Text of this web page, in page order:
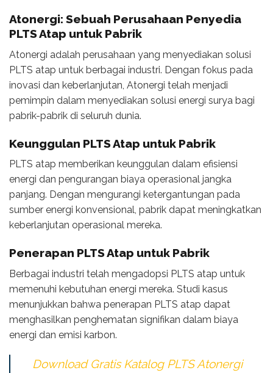
Atonergi: Sebuah Perusahaan Penyedia
PLTS Atap untuk Pabrik
Atonergi adalah perusahaan yang menyediakan solusi
PLTS atap untuk berbagai industri. Dengan fokus pada
inovasi dan keberlanjutan, Atonergi telah menjadi
pemimpin dalam menyediakan solusi energi surya bagi
pabrik-pabrik di seluruh dunia.
Keunggulan PLTS Atap untuk Pabrik
PLTS atap memberikan keunggulan dalam efisiensi
energi dan pengurangan biaya operasional jangka
panjang. Dengan mengurangi ketergantungan pada
sumber energi konvensional, pabrik dapat meningkatkan
keberlanjutan operasional mereka.
Penerapan PLTS Atap untuk Pabrik
Berbagai industri telah mengadopsi PLTS atap untuk
memenuhi kebutuhan energi mereka. Studi kasus
menunjukkan bahwa penerapan PLTS atap dapat
menghasilkan penghematan signifikan dalam biaya
energi dan emisi karbon.
Download Gratis Katalog PLTS Atonergi